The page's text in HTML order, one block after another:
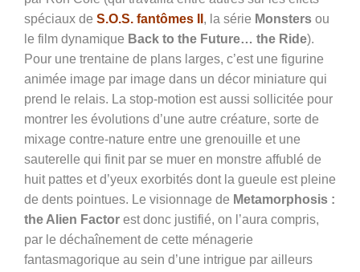
spéciaux de S.O.S. fantômes II , la série Monsters ou
le film dynamique Back to the Future… the Ride).
Pour une trentaine de plans larges, c’est une figurine
animée image par image dans un décor miniature qui
prend le relais. La stop-motion est aussi sollicitée pour
montrer les évolutions d’une autre créature, sorte de
mixage contre-nature entre une grenouille et une
sauterelle qui finit par se muer en monstre affublé de
huit pattes et d’yeux exorbités dont la gueule est pleine
de dents pointues. Le visionnage de Metamorphosis :
the Alien Factor est donc justifié, on l’aura compris,
par le déchaînement de cette ménagerie
fantasmagorique au sein d’une intrigue par ailleurs